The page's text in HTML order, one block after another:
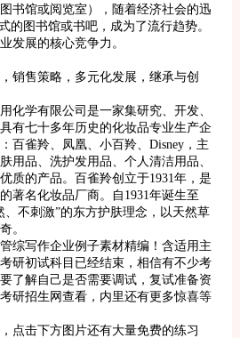
书馆或阅览室），随着经济社会的迅
的图书馆或书吧，成为了流行趋势。
发展的核心竞争力。
售策略，多元化发展，继承与创
学有限公司是一家集研究、开发、
有七十多年历史的化妆品专业生产企
百雀羚、凤凰、小百羚、Disney，主
用品、洗护发用品、个人清洁用品、
质的产品。百雀羚创立于1931年，是
著名化妆品厂商。自1931年诞生至
、不刺激”的东方护肤理念，以天然草
。
写作企业例子素材精编！含适用主
研初试科目已经结束，相信有不少考
了解自己是否需要调试，复试准备资
研招生网查看，内里还有更多惊喜等
击下方图片还有大量免费的练习